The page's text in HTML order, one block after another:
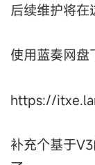
后续维护将在
使用蓝奏网盘
https://
补充个基于